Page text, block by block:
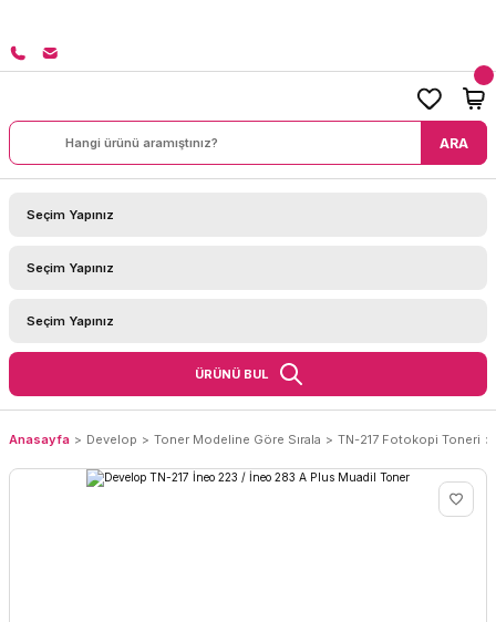
ARA
ÜRÜNÜ BUL
Anasayfa Develop Toner Modeline Göre Sırala TN-217 Fotokopi Toneri